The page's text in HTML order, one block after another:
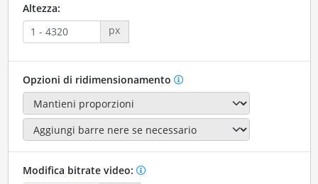
Altezza:
px
Opzioni di ridimensionamento
Modifica bitrate video: